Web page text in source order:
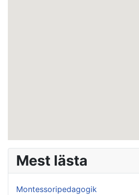
Mest lästa
Montessoripedagogik